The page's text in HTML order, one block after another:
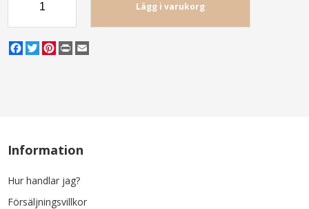
Lägg i varukorg
Facebook
TwitterPinterest
Print
Information
Hur handlar jag?
Försäljningsvillkor